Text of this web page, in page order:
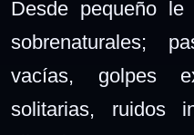
Desde pequeño
sobrenaturales;
vacías, golpes
solitarias, ruidos